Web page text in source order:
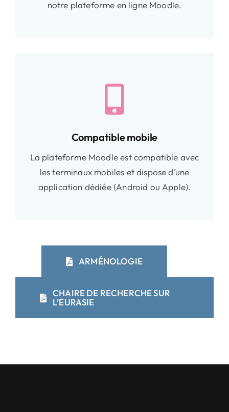
notre plateforme en ligne Moodle.
Compatible mobile
La plateforme Moodle est compatible avec
les terminaux mobiles et dispose d’une
application dédiée (Android ou Apple).
ARMÉNOLOGIE
CHAIRE DE RECHERCHE SUR
L’EURASIE